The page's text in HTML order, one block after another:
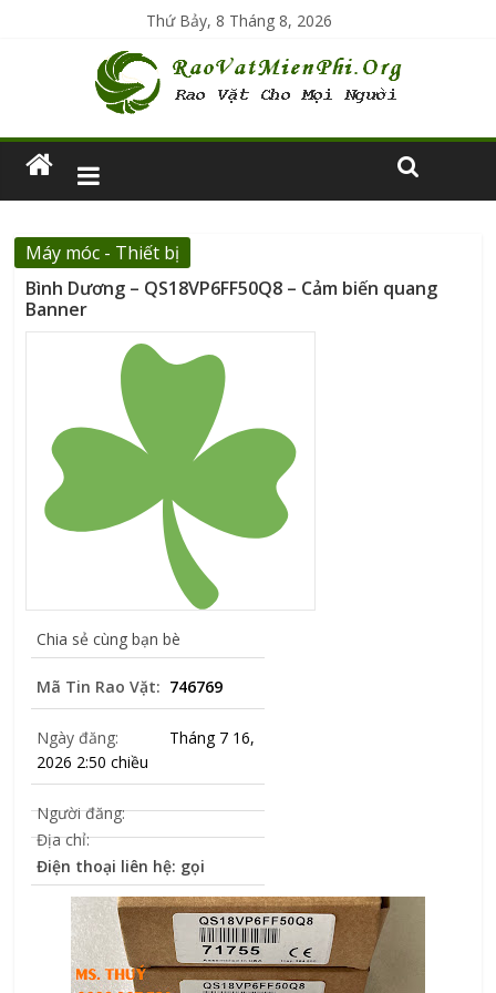
Thứ Bảy, 8 Tháng 8, 2026
Máy móc - Thiết bị
Bình Dương – QS18VP6FF50Q8 – Cảm biến quang
Banner
Chia sẻ cùng bạn bè
Mã Tin Rao Vặt: 746769
Ngày đăng:
Tháng 7 16,
2026 2:50 chiều
Người đăng:
Địa chỉ:
Điện thoại liên hệ: gọi